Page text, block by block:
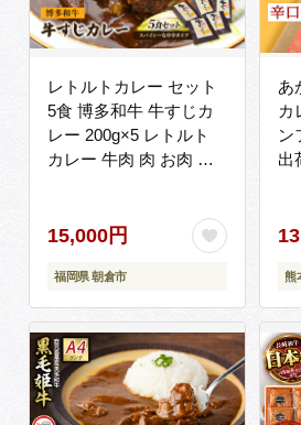
レトルトカレー セット
5食 博多和牛 牛すじカ
レー 200g×5 レトルト
カレー 牛肉 肉 お肉 レ
と入ったコラーゲン♪
15,000円
福岡県 朝倉市
あ
カ
ン
出
熊